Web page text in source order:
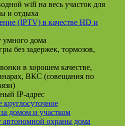
wifi на весь участок для
и отдыха
(IPTV) в качестве HD и
умного дома
без задержек, тормозов,
в хорошем качестве,
ВКС (совещания по
IP-адрес
круглосуточное
домом и участком
автономной охраны дома